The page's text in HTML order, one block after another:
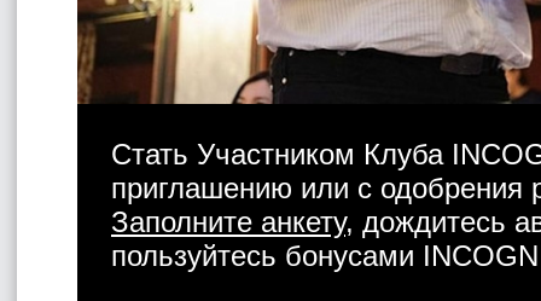
Стать Участником Клуба
приглашению или с одобрения
Заполните анкету, дождитесь
пользуйтесь бонусами